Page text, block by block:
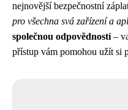
nejnovější bezpečnostní
pro všechna svá zařízení a
společnou odpovědností–
přístup vám pomohou užít si